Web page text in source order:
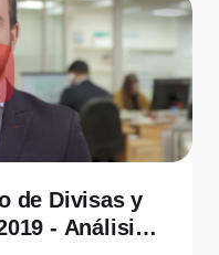
de Divisas y
- Análisis